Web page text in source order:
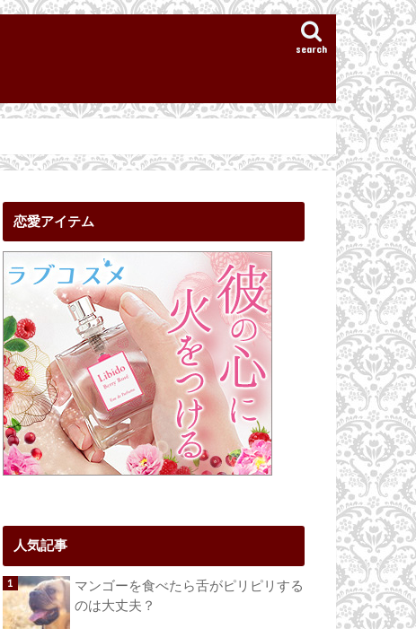
search
恋愛アイテム
人気記事
マンゴーを食べたら舌がピリピリする
のは大丈夫？